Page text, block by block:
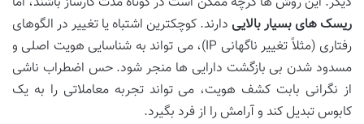
ریسک های بسیار بالایی دارند. کوچکترین اشتباه یا تغییر در الگوهای
رفتاری (مثلاً تغییر ناگهانی IP)، می تواند به شناسایی هویت اصلی و
مسدود شدن بی بازگشت دارایی ها منجر شود. حس اضطراب ناشی
از نگرانی بابت کشف هویت، می تواند تجربه معاملاتی را به یک
کابوس تبدیل کند و آرامش را از فرد بگیرد.